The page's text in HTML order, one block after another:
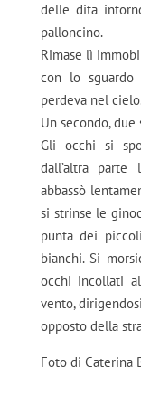
delle dita
palloncino.
Rimase lì
con lo sguardo
perdeva nel
Un secondo,
Gli occhi si
dall’altra parte
abbassò
si strinse le
punta dei
bianchi. Si
occhi incollati
vento,
opposto della
Foto di Caterina